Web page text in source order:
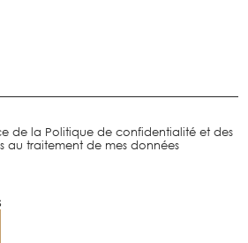
de la Politique de confidentialité et des
au traitement de mes données